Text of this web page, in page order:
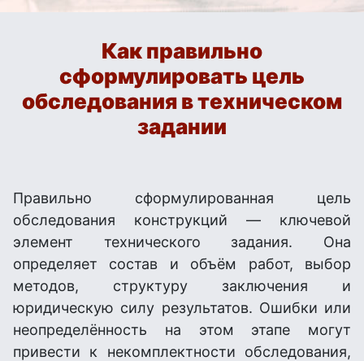
Как правильно
сформулировать цель
обследования в техническом
задании
Правильно сформулированная цель
обследования конструкций — ключевой
элемент технического задания. Она
определяет состав и объём работ, выбор
методов, структуру заключения и
юридическую силу результатов. Ошибки или
неопределённость на этом этапе могут
привести к некомплектности обследования,